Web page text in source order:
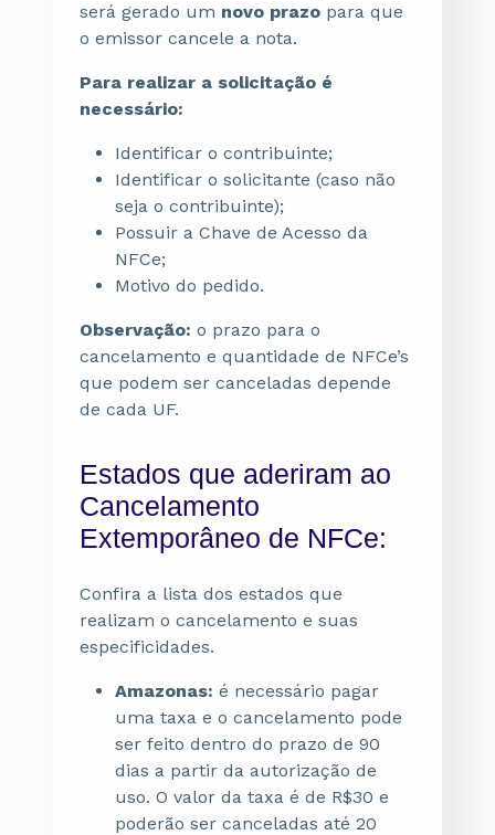
será gerado um novo prazo para que
o emissor cancele a nota.
Para realizar a solicitação é
necessário:
Identificar o contribuinte;
Identificar o solicitante (caso não
seja o contribuinte);
Possuir a Chave de Acesso da
NFCe;
Motivo do pedido.
Observação: o prazo para o
cancelamento e quantidade de NFCe’s
que podem ser canceladas depende
de cada UF.
Estados que aderiram ao
Cancelamento
Extemporâneo de NFCe:
Confira a lista dos estados que
realizam o cancelamento e suas
especificidades.
Amazonas: é necessário pagar
uma taxa e o cancelamento pode
ser feito dentro do prazo de 90
dias a partir da autorização de
uso. O valor da taxa é de R$30 e
poderão ser canceladas até 20